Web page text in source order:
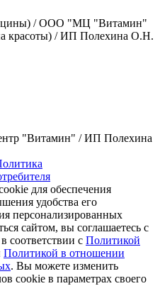
/ ООО "МЦ "Витамин"
красоты) / ИП Полехина О.Н.
"Витамин" / ИП Полехина
для обеспечения
удобства его
персонализированных
сайтом, вы соглашаетесь с
соответствии с Политикой
Политикой в отношении
. Вы можете изменить
cookie в параметрах своего